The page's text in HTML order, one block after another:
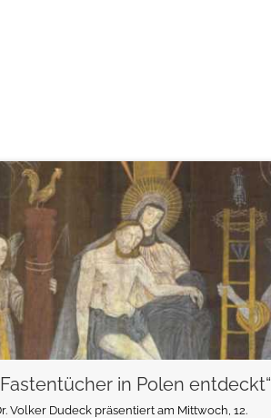
in Polen entdeckt“
Volker Dudeck präsentiert am Mittwoch, 12.
weiterlesen